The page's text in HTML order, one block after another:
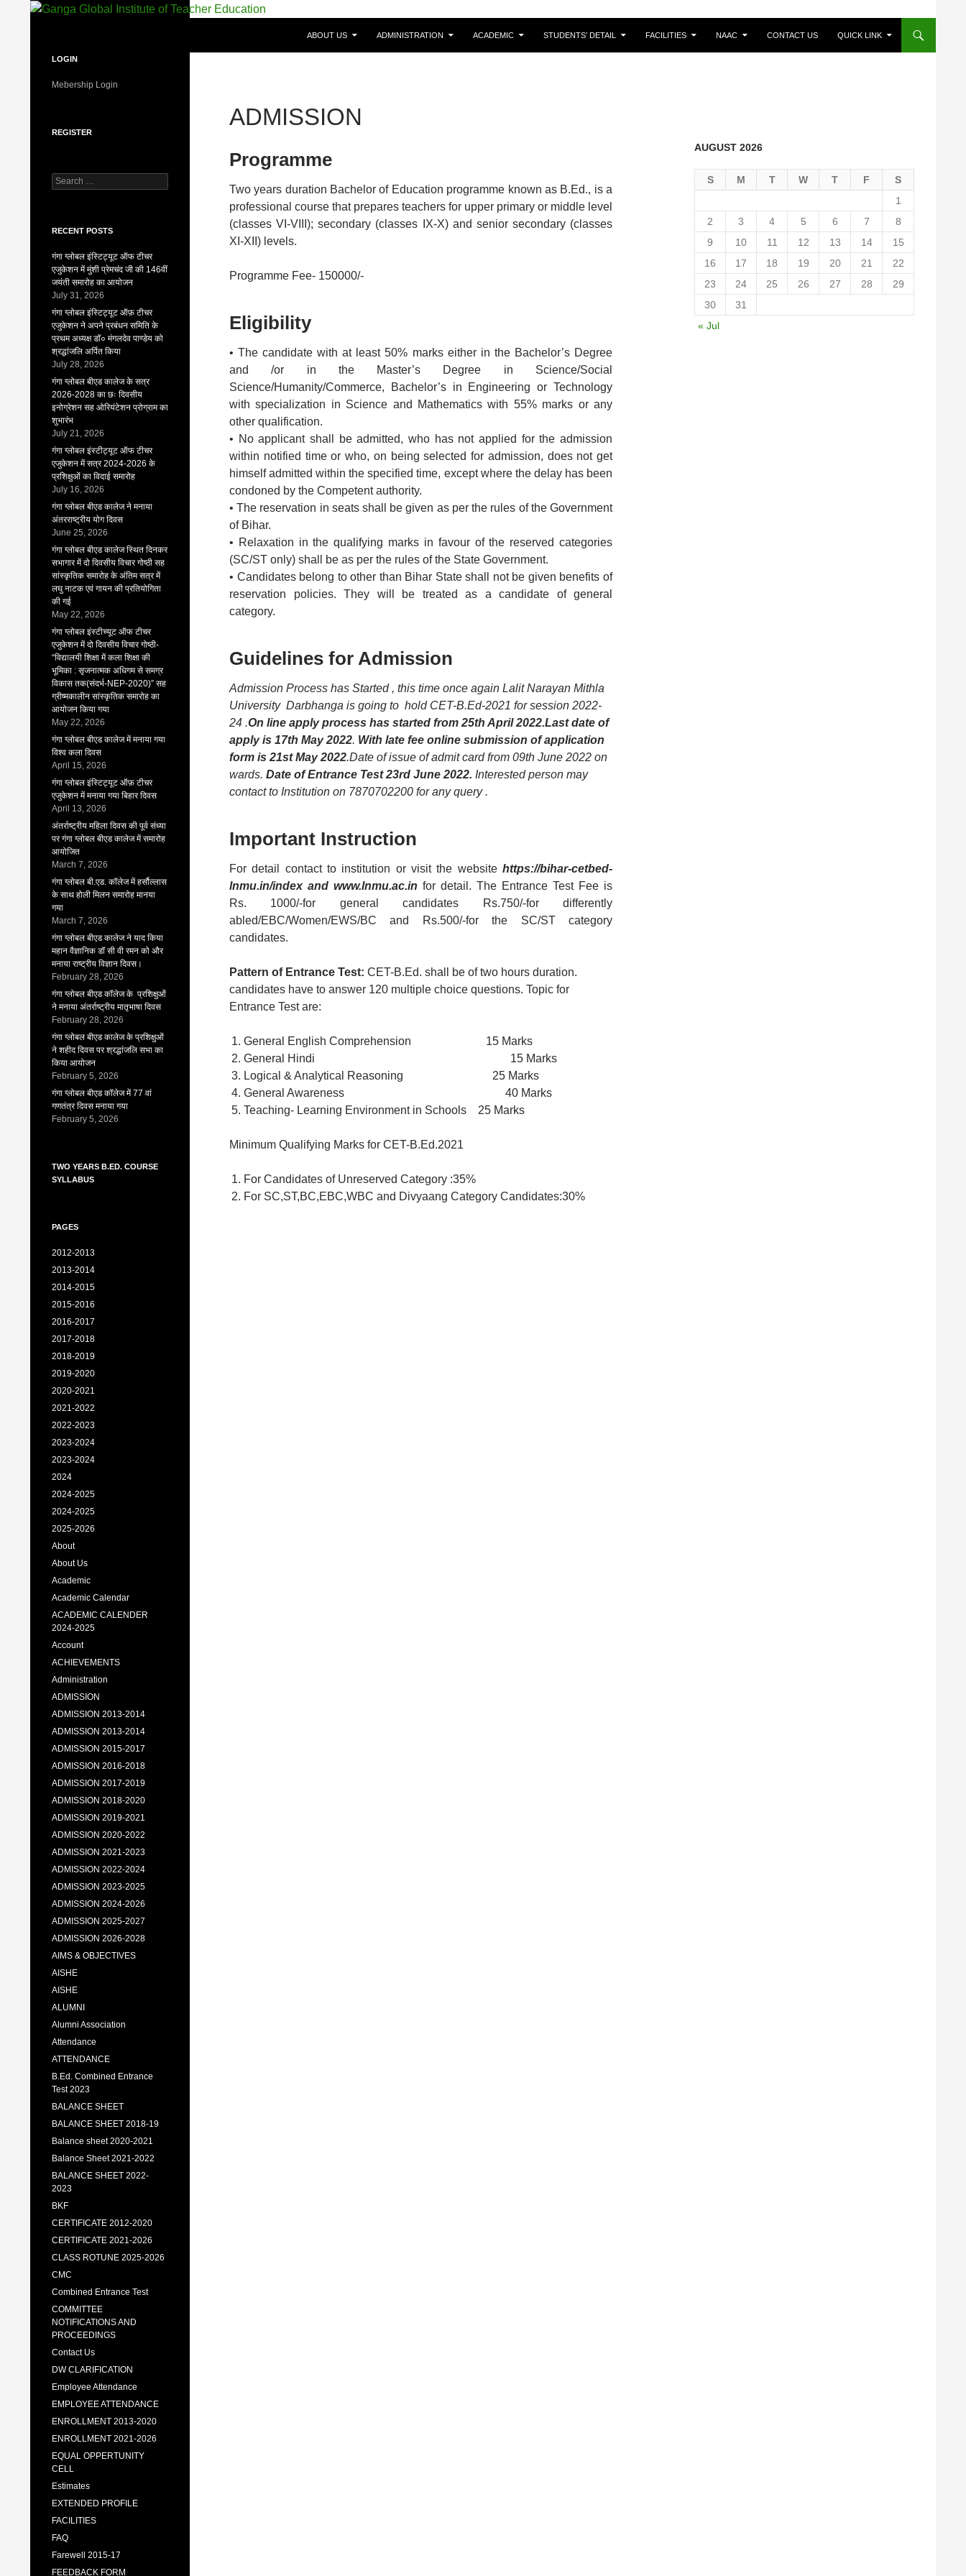
Ganga Global Institute of Teacher EducationABOUT US ADMINISTRATION ACADEMIC STUDENTS’ DETAIL FACILITIES NAAC CONTACT US QUICK LINK
ADMISSION
Programme
Two years duration Bachelor of Education programme known as B.Ed., is a
professional course that prepares teachers for upper primary or middle level
(classes VI-VIII); secondary (classes IX-X) and senior secondary (classes
XI-XII) levels.
Programme Fee- 150000/-
Eligibility
• The candidate with at least 50% marks either in the Bachelor’s Degree
and /or in the Master’s Degree in Science/Social
Science/Humanity/Commerce, Bachelor’s in Engineering or Technology
with specialization in Science and Mathematics with 55% marks or any
other qualification.
• No applicant shall be admitted, who has not applied for the admission
within notified time or who, on being selected for admission, does not get
himself admitted within the specified time, except where the delay has been
condoned by the Competent authority.
• The reservation in seats shall be given as per the rules of the Government
of Bihar.
• Relaxation in the qualifying marks in favour of the reserved categories
(SC/ST only) shall be as per the rules of the State Government.
• Candidates belong to other than Bihar State shall not be given benefits of
reservation policies. They will be treated as a candidate of general
category.
Guidelines for Admission
Admission Process has Started , this time once again Lalit Narayan Mithla
University Darbhanga is going to hold CET-B.Ed-2021 for session 2022-
24 .On line apply process has started from 25th April 2022.Last date of
apply is 17th May2022. With late fee online submission of application
form is 21st May 2022.Date of issue of admit card from 09th June 2022 on
wards. Date of Entrance Test 23rd June 2022. Interested person may
contact to Institution on 7870702200 for any query .
Important Instruction
For detail contact to institution or visit the website https://bihar-cetbed-
lnmu.in/index and www.lnmu.ac.in for detail. The Entrance Test Fee is
Rs. 1000/-for general candidates Rs.750/-for differently
abled/EBC/Women/EWS/BC and Rs.500/-for the SC/ST category
candidates.
Pattern of Entrance Test: CET-B.Ed. shall be of two hours duration.
candidates have to answer 120 multiple choice questions. Topic for
Entrance Test are:
General English Comprehension 15 Marks
General Hindi 15 Marks
Logical & Analytical Reasoning 25 Marks
General Awareness 40 Marks
Teaching- Learning Environment in Schools 25 Marks
Minimum Qualifying Marks for CET-B.Ed.2021
For Candidates of Unreserved Category :35%
For SC,ST,BC,EBC,WBC and Divyaang Category Candidates:30%
AUGUST 2026
S M T W T F
S
1
2
3 4 5 6 7
8
9
10 11 12 13 14
15
16
17 18 19 20 21
22
23
24 25 26 27 28
29
30
31
« Jul
Excellence in Education
LOGIN
Mebership Login
REGISTER
Search
for:
RECENT POSTS
गंगा ग्लोबल इंस्टिट्यूट ऑफ टीचर
एजुकेशन में मुंशी प्रेमचंद जी की 146वीं
जयंती समारोह का आयोजन
July 31, 2026
गंगा ग्लोबल इंस्टिट्यूट ऑफ़ टीचर
एजुकेशन ने अपने प्रबंधन समिति के
प्रथम अध्यक्ष डॉ० मंगलदेव पाण्डेय को
श्रद्धांजलि अर्पित किया
July 28, 2026
गंगा ग्लोबल बीएड कालेज के सत्र
2026-2028 का छः दिवसीय
इनोग्रेशन सह ओरियंटेशन प्रोग्राम का
शुभारंभ
July 21, 2026
गंगा ग्लोबल इंस्टीट्यूट ऑफ टीचर
एजुकेशन में सत्र 2024-2026 के
प्रशिक्षुओं का विदाई समारोह
July 16, 2026
गंगा ग्लोबल बीएड कालेज ने मनाया
अंतरराष्ट्रीय योग दिवस
June 25, 2026
गंगा ग्लोबल बीएड कालेज स्थित दिनकर
सभागार में दो दिवसीय विचार गोष्ठी सह
सांस्कृतिक समारोह के अंतिम सत्र में
लघु नाटक एवं गायन की प्रतियोगिता
की गई
May 22, 2026
गंगा ग्लोबल इंस्टीच्यूट ऑफ टीचर
एजुकेशन में दो दिवसीय विचार गोष्ठी-
“विद्यालयी शिक्षा में कला शिक्षा की
भूमिका : सृजनात्मक अधिगम से समग्र
विकास तक(संदर्भ-NEP-2020)” सह
ग्रीष्मकालीन सांस्कृतिक समारोह का
आयोजन किया गया
May 22, 2026
गंगा ग्लोबल बीएड कालेज में मनाया गया
विश्व कला दिवस
April 15, 2026
गंगा ग्लोबल इंस्टिट्यूट ऑफ़ टीचर
एजुकेशन में मनाया गया बिहार दिवस
April 13, 2026
अंतर्राष्ट्रीय महिला दिवस की पूर्व संध्या
पर गंगा ग्लोबल बीएड कालेज में समारोह
आयोजित
March 7, 2026
गंगा ग्लोबल बी.एड. कॉलेज में हर्सौल्लास
के साथ होली मिलन समारोह मानया
गया
March 7, 2026
गंगा ग्लोबल बीएड कालेज ने याद किया
महान वैज्ञानिक डॉ सी वी रमन को और
मनाया राष्ट्रीय विज्ञान दिवस।
February 28, 2026
गंगा ग्लोबल बीएड कॉलेज के प्रशिक्षुओं
ने मनाया अंतर्राष्ट्रीय मातृभाषा दिवस
February 28, 2026
गंगा ग्लोबल बीएड कालेज के प्रशिक्षुओं
ने शहीद दिवस पर श्रद्धांजलि सभा का
किया आयोजन
February 5, 2026
गंगा ग्लोबल बीएड कॉलेज में 77 वां
गणतंत्र दिवस मनाया गया
February 5, 2026
TWO YEARS B.ED. COURSE
SYLLABUS
PAGES
2012-2013
2013-2014
2014-2015
2015-2016
2016-2017
2017-2018
2018-2019
2019-2020
2020-2021
2021-2022
2022-2023
2023-2024
2023-2024
2024
2024-2025
2024-2025
2025-2026
About
About Us
Academic
Academic Calendar
ACADEMIC CALENDER
2024-2025
Account
ACHIEVEMENTS
Administration
ADMISSION
ADMISSION 2013-2014
ADMISSION 2013-2014
ADMISSION 2015-2017
ADMISSION 2016-2018
ADMISSION 2017-2019
ADMISSION 2018-2020
ADMISSION 2019-2021
ADMISSION 2020-2022
ADMISSION 2021-2023
ADMISSION 2022-2024
ADMISSION 2023-2025
ADMISSION 2024-2026
ADMISSION 2025-2027
ADMISSION 2026-2028
AIMS & OBJECTIVES
AISHE
AISHE
ALUMNI
Alumni Association
Attendance
ATTENDANCE
B.Ed. Combined Entrance
Test 2023
BALANCE SHEET
BALANCE SHEET 2018-19
Balance sheet 2020-2021
Balance Sheet 2021-2022
BALANCE SHEET 2022-
2023
BKF
CERTIFICATE 2012-2020
CERTIFICATE 2021-2026
CLASS ROTUNE 2025-2026
CMC
Combined Entrance Test
COMMITTEE
NOTIFICATIONS AND
PROCEEDINGS
Contact Us
DW CLARIFICATION
Employee Attendance
EMPLOYEE ATTENDANCE
ENROLLMENT 2013-2020
ENROLLMENT 2021-2026
EQUAL OPPERTUNITY
CELL
Estimates
EXTENDED PROFILE
FACILITIES
FAQ
Farewell 2015-17
FEEDBACK FORM